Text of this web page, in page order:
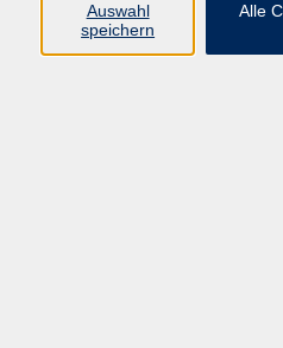
Auswahl
speichern
Alle